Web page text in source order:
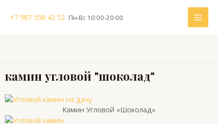
+7 987 558 42 52 Пн-Вс 10:00-20:00
камин угловой "шоколад"
Камин Угловой «Шоколад»